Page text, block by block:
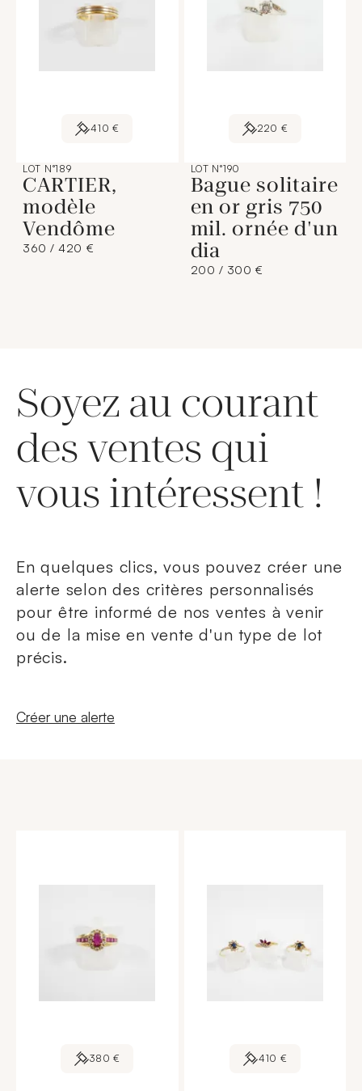
410 €
LOT N°189
CARTIER,
modèle
Vendôme
360 / 420 €
220 €
LOT N°190
Bague solitaire
en or gris 750
mil. ornée d'un
dia
200 / 300 €
Soyez au courant
des ventes qui
vous intéressent !
En quelques clics, vous pouvez créer une
alerte selon des critères personnalisés
pour être informé de nos ventes à venir
ou de la mise en vente d'un type de lot
précis.
Nouvelle fenêtre
Créer une alerte
380 € 410 €